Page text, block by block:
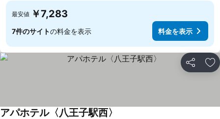
最安値 ￥7,283
7件のサイトの料金を表示 料金を表示
シェア お
アパホテル〈八王子駅西〉